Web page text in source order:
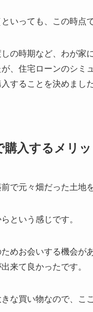
いっても、この時点
の時期など、わが家
、住宅ローンのシミ
することを決めました
入するメリッ
で元々畑だった土地
という感じです。
めお会いする機会が
来て良かったです。
な買い物なので、こ